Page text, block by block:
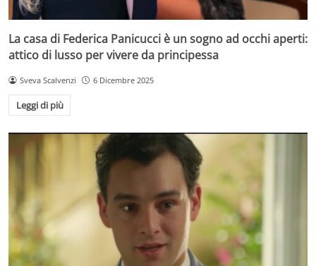
La casa di Federica Panicucci è un sogno ad occhi aperti:
attico di lusso per vivere da principessa
Sveva Scalvenzi 6 Dicembre 2025
Leggi di più